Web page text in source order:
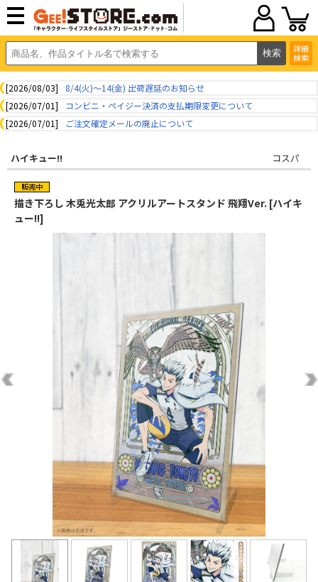
詳細
検索
[2026/08/03]
8/4(火)～14(金) 出荷遅延のお知らせ
[2026/07/01]
コンビニ・ペイジー決済の支払期限変更について
[2026/07/01]
ご注文確定メールの廃止について
ハイキュー!! コスパ
描き下ろし 木兎光太郎 アクリルアートスタンド 飛翔Ver. [ハイキ
ュー!!]